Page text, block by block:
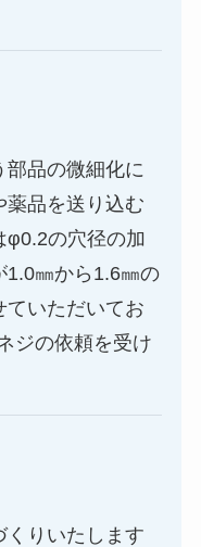
部品の微細化に
薬品を送り込む
φ0.2の穴径の加
1.0㎜から1.6㎜の
ていただいてお
ジの依頼を受け
くりいたします